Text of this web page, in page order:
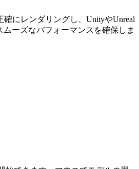
にレンダリングし、UnityやUnreal
ーズなパフォーマンスを確保しま